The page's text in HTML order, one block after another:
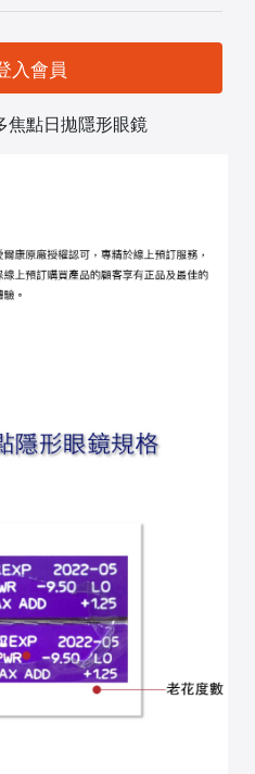
入會員
焦點日拋隱形眼鏡